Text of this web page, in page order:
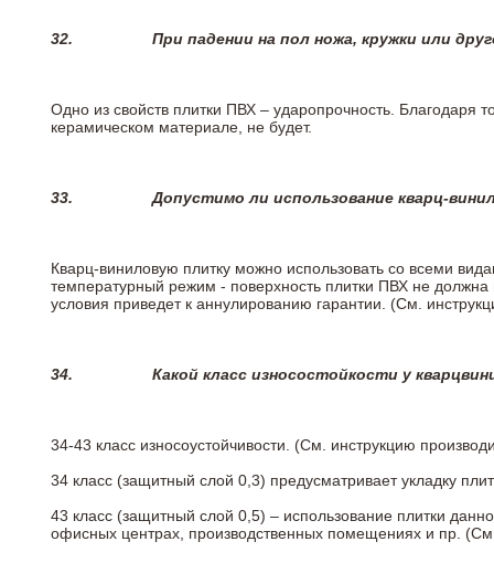
32. При падении на пол ножа, кружки или
Одно из свойств плитки ПВХ – ударопрочность. Благодаря
керамическом материале, не будет.
33.Допустимо ли использование кварц-
Кварц-виниловую плитку можно использовать со всеми
температурный режим - поверхность плитки ПВХ не
условия приведет к аннулированию гарантии. (См.
34. Какой класс износостойкости у
34-43 класс износоустойчивости. (См. инструкцию
34 класс (защитный слой 0,3) предусматривает укладку
43 класс (защитный слой 0,5) – использование плитки
офисных центрах, производственных помещениях и пр.